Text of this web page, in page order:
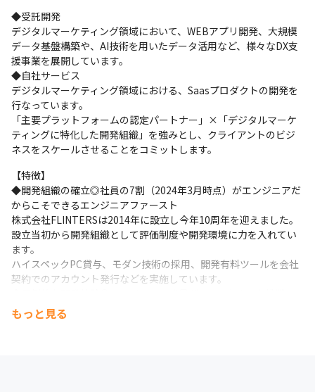
◆受託開発
デジタルマーケティング領域において、WEBアプリ開発、大規模
データ基盤構築や、AI技術を用いたデータ活用など、様々なDX支
援事業を展開しています。
◆自社サービス
デジタルマーケティング領域における、Saasプロダクトの開発を
行なっています。
「主要プラットフォームの認定パートナー」×「デジタルマーケ
ティングに特化した開発組織」を強みとし、クライアントのビジ
ネスをスケールさせることをコミットします。
【特徴】
◆開発組織の確立◎社員の7割（2024年3月時点）がエンジニアだ
からこそできるエンジニアファースト
株式会社FLINTERSは2014年に設立し今年10周年を迎えました。
設立当初から開発組織として評価制度や開発環境に力を入れてい
ます。
ハイスペックPC貸与、モダン技術の採用、開発有料ツールを会社
契約でのアカウント発行などを実施しています。
きる環境
セプテーニグループで培ったデジタルマーケティング業界のDXツ
もっと見る